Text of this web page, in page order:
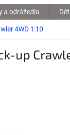
a odrážedla
4WD 1:10
up